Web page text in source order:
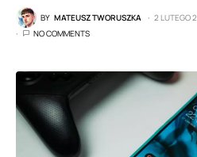
BY MATEUSZ TWORUSZKA 2 LUTEGO
NO COMMENTS